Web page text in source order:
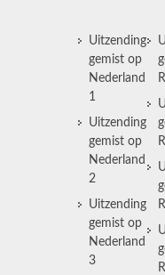
Uitzending
gemist op
Nederland
1
Uitzending
gemist op
Nederland
2
Uitzending
gemist op
Nederland
3